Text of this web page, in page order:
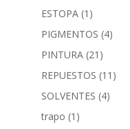
ESTOPA (1)
PIGMENTOS (4)
PINTURA (21)
REPUESTOS (11)
SOLVENTES (4)
trapo (1)